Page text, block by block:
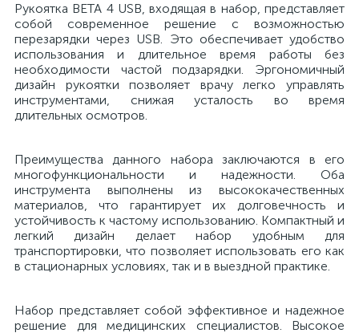
Рукоятка BETA 4 USB, входящая в набор, представляет
собой современное решение с возможностью
перезарядки через USB. Это обеспечивает удобство
использования и длительное время работы без
необходимости частой подзарядки. Эргономичный
дизайн рукоятки позволяет врачу легко управлять
инструментами, снижая усталость во время
длительных осмотров.
Преимущества данного набора заключаются в его
многофункциональности и надежности. Оба
инструмента выполнены из высококачественных
материалов, что гарантирует их долговечность и
устойчивость к частому использованию. Компактный и
легкий дизайн делает набор удобным для
транспортировки, что позволяет использовать его как
в стационарных условиях, так и в выездной практике.
Набор представляет собой эффективное и надежное
решение для медицинских специалистов. Высокое